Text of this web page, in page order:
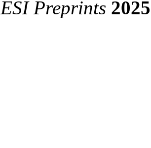
ESI Preprints 2025